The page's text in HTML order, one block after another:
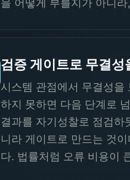
을 어떻게 부를지가 아니
검증 게이트로 무결
시스템 관점에서 무결성을
하지 못하면 다음 단계로
결과를 자기성찰로 점검
니라 게이트로 만드는 것
다. 법률처럼 오류 비용이